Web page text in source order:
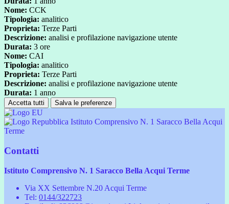
Nome: CCK
Tipologia: analitico
Proprieta: Terze Parti
Descrizione: analisi e profilazione navigazione utente
Durata: 3 ore
Nome: CAI
Tipologia: analitico
Proprieta: Terze Parti
Descrizione: analisi e profilazione navigazione utente
Durata: 1 anno
Accetta tutti Salva le preferenze
Istituto Comprensivo N. 1 Saracco Bella Acqui
Terme
Contatti
Istituto Comprensivo N. 1 Saracco Bella Acqui Terme
Via XX Settembre N.20 Acqui Terme
Tel: 0144/322723